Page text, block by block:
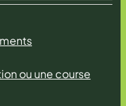
ou une course